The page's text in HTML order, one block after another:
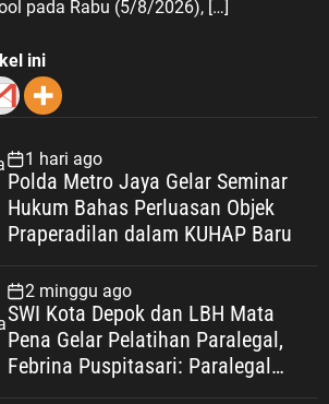
pada Rabu (5/8/2026), […]
ini
1 hari ago
Polda Metro Jaya Gelar Seminar
Hukum Bahas Perluasan Objek
Praperadilan dalam KUHAP Baru
2 minggu ago
SWI Kota Depok dan LBH Mata
Pena Gelar Pelatihan Paralegal,
Febrina Puspitasari: Paralegal